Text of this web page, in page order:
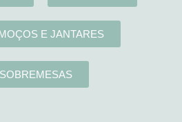
E JANTARES
SOBREMESAS